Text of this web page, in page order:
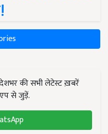
की सभी लेटेस्ट ख़बरें
से जुड़ें.